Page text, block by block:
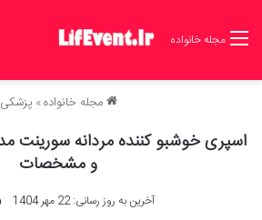
مجله خانواده
مجله خانواده» پزشکی
و مشخصات
آخرین به روز رسانی: 22 مهر 1404